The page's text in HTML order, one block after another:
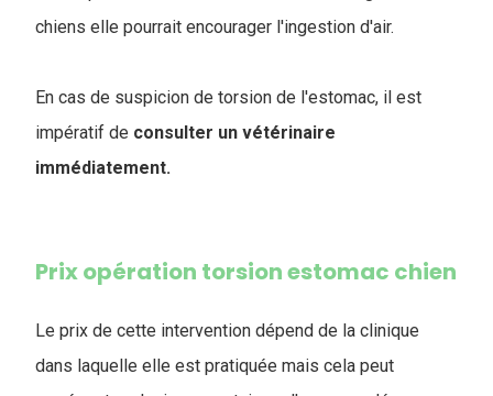
chiens elle pourrait encourager l'ingestion d'air.
En cas de suspicion de torsion de l'estomac, il est
impératif de consulter un vétérinaire
immédiatement.
Prix opération torsion estomac chien
Le prix de cette intervention dépend de la clinique
dans laquelle elle est pratiquée mais cela peut